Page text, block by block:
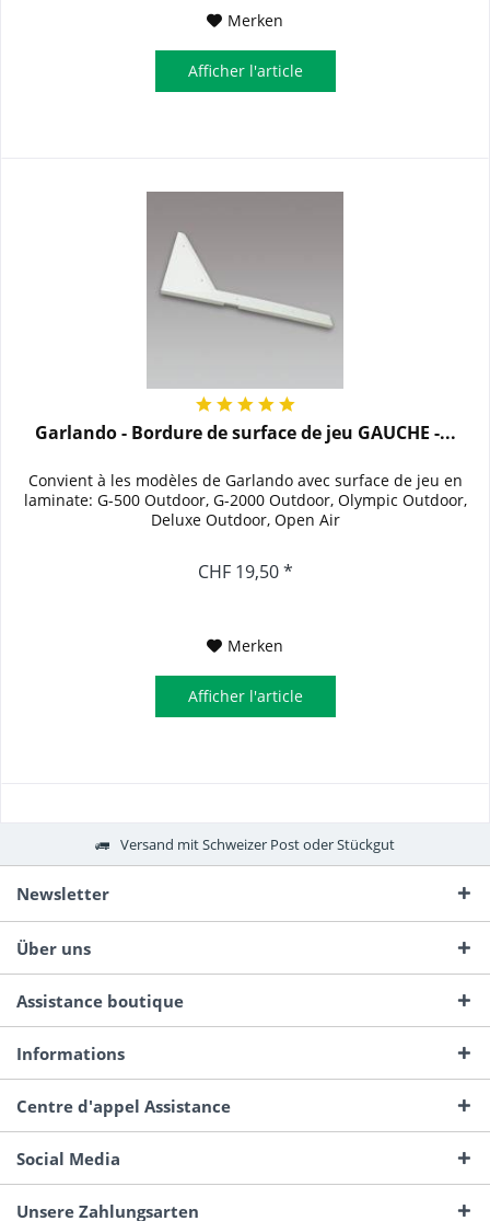
Merken
Afficher l'article
Garlando - Bordure de surface de jeu GAUCHE -...
Convient à les modèles de Garlando avec surface de jeu en
laminate: G-500 Outdoor, G-2000 Outdoor, Olympic Outdoor,
Deluxe Outdoor, Open Air
CHF 19,50 *
Merken
Afficher l'article
Versand mit Schweizer Post oder Stückgut
Newsletter
Über uns
Assistance boutique
Informations
Centre d'appel Assistance
Social Media
Unsere Zahlungsarten